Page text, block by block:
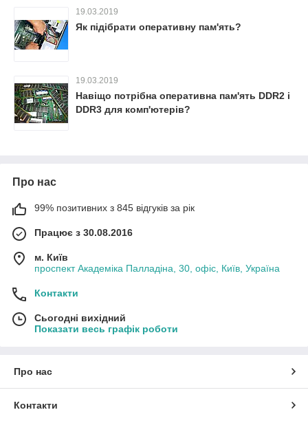
19.03.2019
Як підібрати оперативну пам'ять?
19.03.2019
Навіщо потрібна оперативна пам'ять DDR2 і
DDR3 для комп'ютерів?
Про нас
99% позитивних з 845 відгуків за рік
Працює з 30.08.2016
м. Київ
проспект Академіка Палладіна, 30, офіс, Київ, Україна
Контакти
Сьогодні вихідний
Показати весь графік роботи
Про нас
Контакти